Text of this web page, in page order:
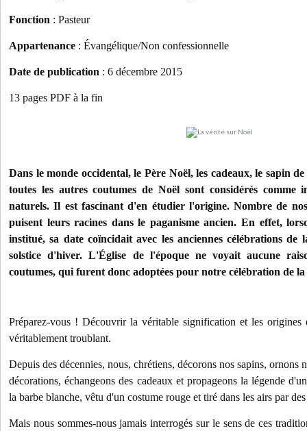
Fonction : Pasteur
Appartenance : Évangélique/Non confessionnelle
Date de publication : 6 décembre 2015
13 pages PDF à la fin
Dans le monde occidental, le Père Noël, les cadeaux, le sapin
toutes les autres coutumes de Noël sont considérés comme
naturels. Il est fascinant d'en étudier l'origine. Nombre de
puisent leurs racines dans le paganisme ancien. En effet,
institué, sa date coïncidait avec les anciennes célébrations de
solstice d'hiver. L'Église de l'époque ne voyait aucune
coutumes, qui furent donc adoptées pour notre célébration de
Préparez-vous ! Découvrir la véritable signification et les
véritablement troublant.
Depuis des décennies, nous, chrétiens, décorons nos sapins, ornons
décorations, échangeons des cadeaux et propageons la légende
la barbe blanche, vêtu d'un costume rouge et tiré dans les airs par
Mais nous sommes-nous jamais interrogés sur le sens de ces